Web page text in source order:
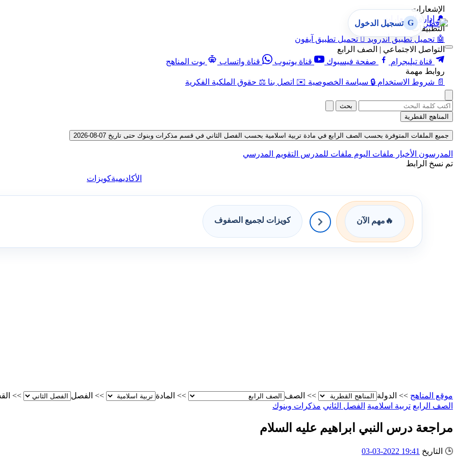
الإشعارات
🔔 إدارة الإشعارات
التطبيقات
🤖 تحميل تطبيق أندرويد  تحميل تطبيق آيفون
التواصل الاجتماعي | الصف الرابع
قناة تيليجرام
صفحة فيسبوك قناة يوتيوب قناة واتساب
بوت المناهج
روابط مهمة
📄 شروط الاستخدام 🔒 سياسة الخصوصية ✉️ اتصل بنا ⚖️ حقوق الملكية الفكرية
G تسجيل الدخول
بحث
المناهج القطرية
جميع الملفات المتوفرة بحسب الصف الرابع في مادة تربية اسلامية بحسب الفصل الثاني في قسم مذكرات وبنوك حتى تاريخ 07-08-2026
المدرسون الأخبار ملفات اليوم ملفات للمدرس التقويم المدرسي
تم نسخ الرابط
الأكاديميةكويزات
🔥 مهم الآن كويزات لجميع الصفوف
موقع المناهج >> الدولة >> الصف >> المادة >> الفصل >>
الصف الرابع تربية اسلامية الفصل الثاني مذكرات وبنوك
مراجعة درس النبي ابراهيم عليه السلام
🕒 التاريخ 19:41 2022-03-03